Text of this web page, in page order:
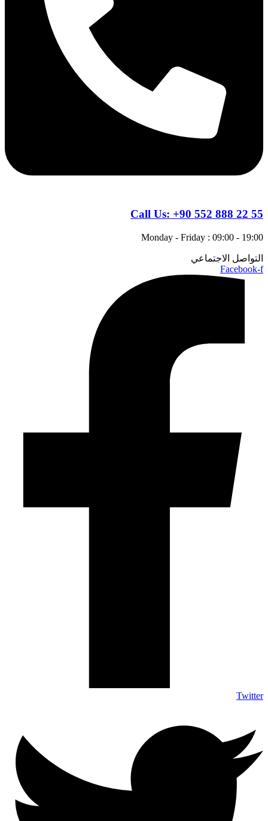
Call Us: +90 552 888 22 55
Monday - Friday : 09:00 - 19:00
التواصل الاجتماعي
Facebook-f
Twitter